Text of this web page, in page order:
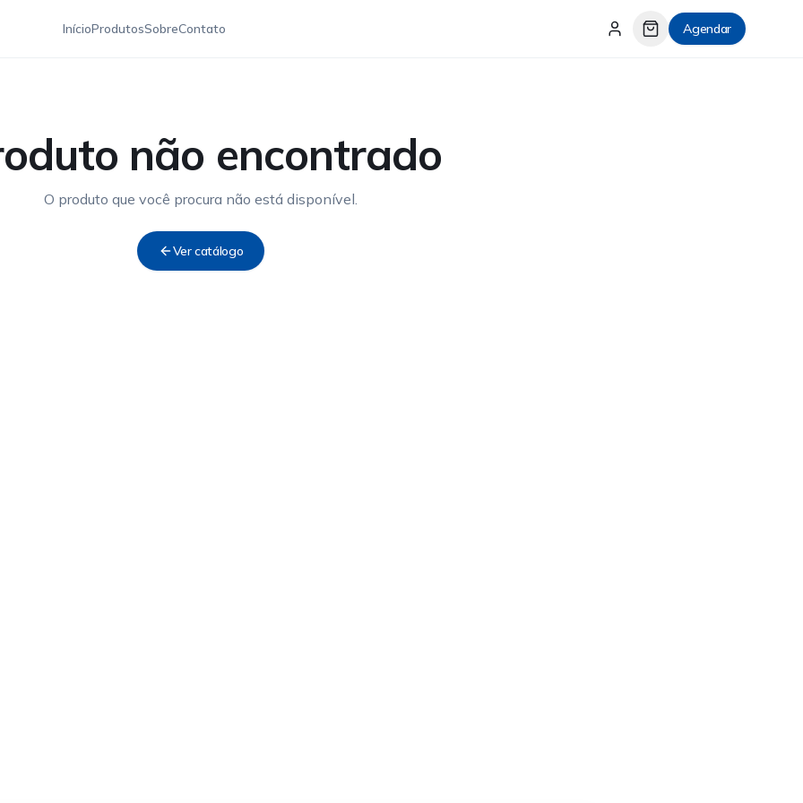
InícioProdutosSobreContato Agendar
não encontrado
O produto que você procura não está disponível.
Ver catálogo